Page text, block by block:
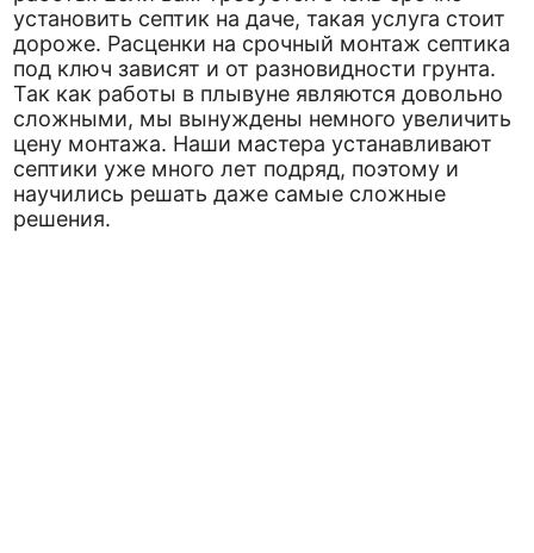
установить септик на даче, такая услуга стоит
дороже. Расценки на срочный монтаж септика
под ключ зависят и от разновидности грунта.
Так как работы в плывуне являются довольно
сложными, мы вынуждены немного увеличить
цену монтажа. Наши мастера устанавливают
септики уже много лет подряд, поэтому и
научились решать даже самые сложные
решения.